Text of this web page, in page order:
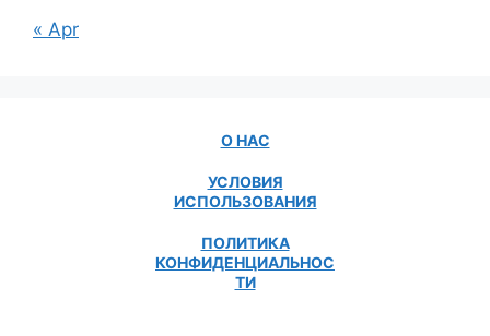
« Apr
О НАС
УСЛОВИЯ
ИСПОЛЬЗОВАНИЯ
ПОЛИТИКА
КОНФИДЕНЦИАЛЬНОС
ТИ